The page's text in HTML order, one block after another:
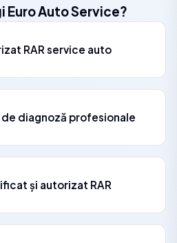
Euro Auto Service?
RAR service auto
diagnoză profesionale
și autorizat RAR